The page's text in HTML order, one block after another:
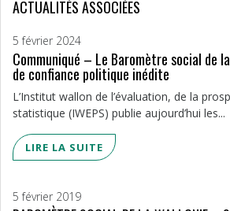
ACTUALITÉS ASSOCIÉES
5 février 2024
Communiqué – Le Baromètre social de
de confiance politique inédite
L’Institut wallon de l’évaluation, de la
statistique (IWEPS) publie aujourd’hui les...
LIRE LA SUITE
5 février 2019